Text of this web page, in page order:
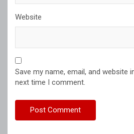
Website
Save my name, email, and website
next time I comment.